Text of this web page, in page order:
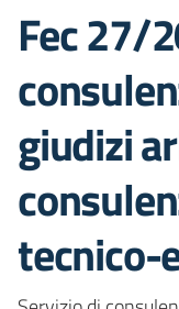
Fec 27/
giudizi
tecnico-